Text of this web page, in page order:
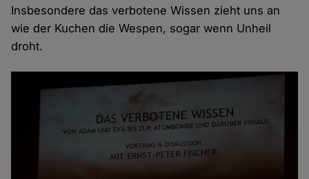
Insbesondere das verbotene Wissen zieht uns an
wie der Kuchen die Wespen, sogar wenn Unheil
droht.